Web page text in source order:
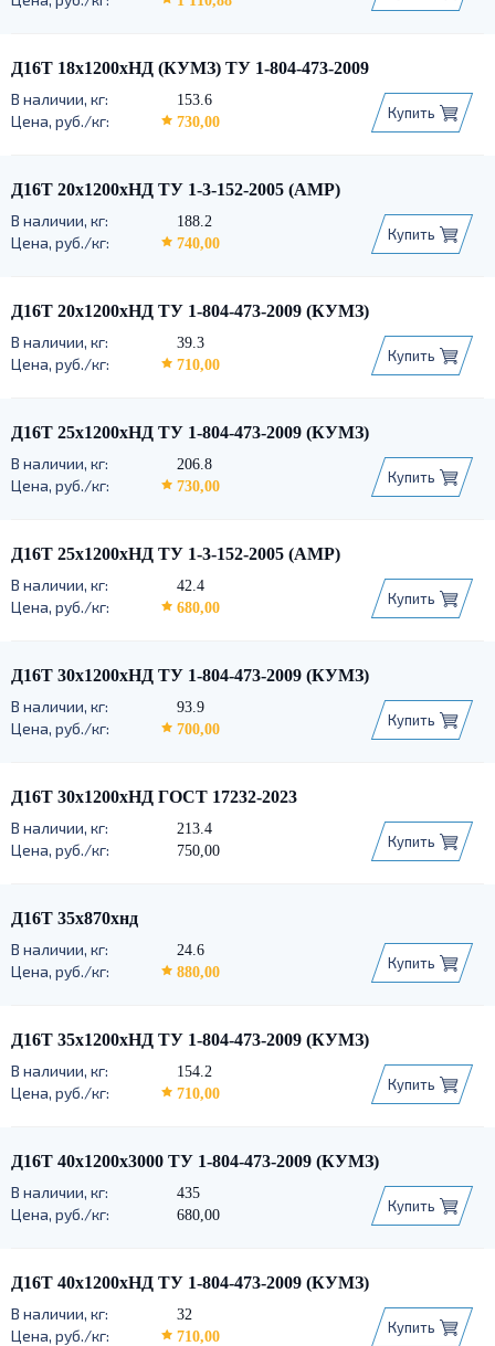
Д16Т 18х1200хНД (КУМЗ) ТУ 1-804-473-2009
153.6
730,00
Купить
Д16Т 20х1200хНД ТУ 1-3-152-2005 (АМР)
188.2
740,00
Купить
Д16Т 20х1200хНД ТУ 1-804-473-2009 (КУМЗ)
39.3
710,00
Купить
Д16Т 25х1200хНД ТУ 1-804-473-2009 (КУМЗ)
206.8
730,00
Купить
Д16Т 25х1200хНД ТУ 1-3-152-2005 (АМР)
42.4
680,00
Купить
Д16Т 30х1200хНД ТУ 1-804-473-2009 (КУМЗ)
93.9
700,00
Купить
Д16Т 30х1200хНД ГОСТ 17232-2023
213.4
750,00
Купить
Д16Т 35х870хнд
24.6
880,00
Купить
Д16Т 35х1200хНД ТУ 1-804-473-2009 (КУМЗ)
154.2
710,00
Купить
Д16Т 40х1200х3000 ТУ 1-804-473-2009 (КУМЗ)
435
680,00
Купить
Д16Т 40х1200хНД ТУ 1-804-473-2009 (КУМЗ)
32
710,00
Купить